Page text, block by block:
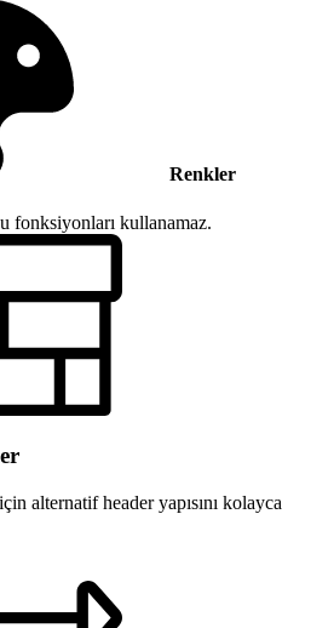
Renkler
fonksiyonları kullanamaz.
alternatif header yapısını kolayca